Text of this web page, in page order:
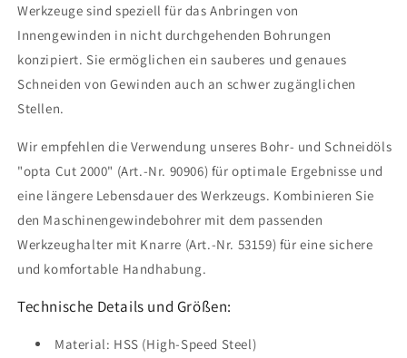
Werkzeuge sind speziell für das Anbringen von
Innengewinden in nicht durchgehenden Bohrungen
konzipiert. Sie ermöglichen ein sauberes und genaues
Schneiden von Gewinden auch an schwer zugänglichen
Stellen.
Wir empfehlen die Verwendung unseres Bohr- und Schneidöls
"opta Cut 2000" (Art.-Nr. 90906) für optimale Ergebnisse und
eine längere Lebensdauer des Werkzeugs. Kombinieren Sie
den Maschinengewindebohrer mit dem passenden
Werkzeughalter mit Knarre (Art.-Nr. 53159) für eine sichere
und komfortable Handhabung.
Technische Details und Größen:
Material: HSS (High-Speed Steel)